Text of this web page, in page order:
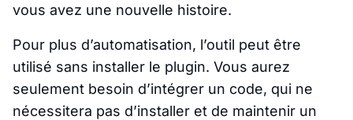
vous avez une nouvelle histoire.
Pour plus d’automatisation, l’outil peut être
utilisé sans installer le plugin. Vous aurez
seulement besoin d’intégrer un code, qui ne
nécessitera pas d’installer et de maintenir un